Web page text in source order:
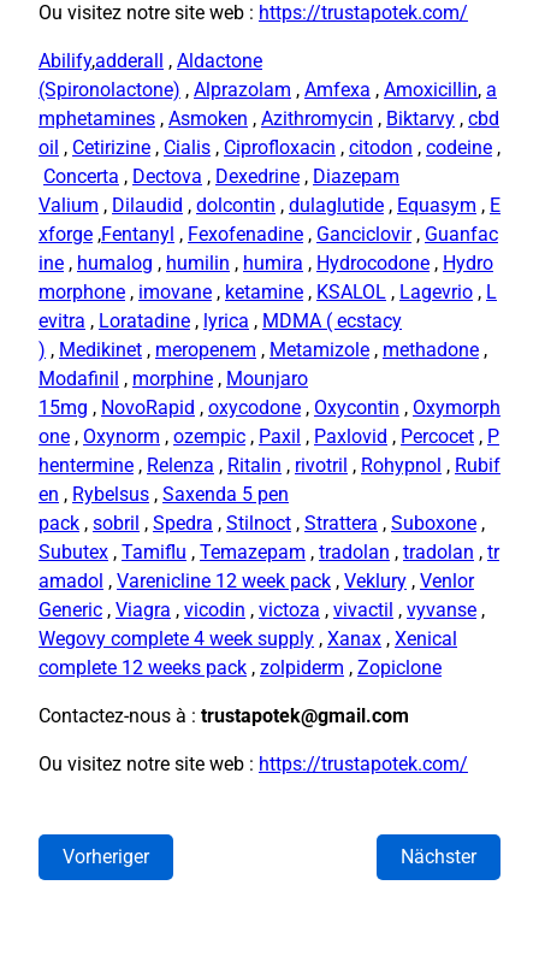
Ou visitez notre site web : https://trustapotek.com/
Abilify,adderall , Aldactone
(Spironolactone) , Alprazolam , Amfexa , Amoxicillin, a
mphetamines , Asmoken , Azithromycin , Biktarvy , cbd
oil , Cetirizine , Cialis , Ciprofloxacin , citodon , codeine ,
Concerta , Dectova , Dexedrine , Diazepam
Valium , Dilaudid , dolcontin , dulaglutide , Equasym , E
xforge ,Fentanyl , Fexofenadine , Ganciclovir, Guanfac
ine , humalog , humilin , humira , Hydrocodone , Hydro
morphone , imovane , ketamine , KSALOL , Lagevrio , L
evitra , Loratadine , lyrica , MDMA ( ecstacy
) , Medikinet , meropenem , Metamizole , methadone ,
Modafinil , morphine , Mounjaro
15mg , NovoRapid , oxycodone , Oxycontin , Oxymorph
one , Oxynorm , ozempic , Paxil , Paxlovid , Percocet , P
hentermine , Relenza , Ritalin , rivotril , Rohypnol , Rubif
en , Rybelsus , Saxenda 5 pen
pack , sobril , Spedra , Stilnoct , Strattera , Suboxone ,
Subutex , Tamiflu , Temazepam , tradolan , tradolan , tr
amadol , Varenicline 12 week pack , Veklury , Venlor
Generic , Viagra , vicodin , victoza , vivactil , vyvanse ,
Wegovy complete 4 week supply , Xanax , Xenical
complete 12 weeks pack , zolpiderm , Zopiclone
Contactez-nous à : trustapotek@gmail.com
Ou visitez notre site web : https://trustapotek.com/
Vorheriger Nächster